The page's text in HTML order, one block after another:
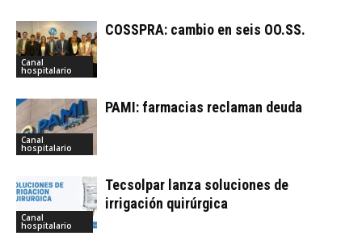
Canal
hospitalario
COSSPRA: cambio en seis OO.SS.
Canal
hospitalario
PAMI: farmacias reclaman deuda
Canal
hospitalario
Tecsolpar lanza soluciones de
irrigación quirúrgica